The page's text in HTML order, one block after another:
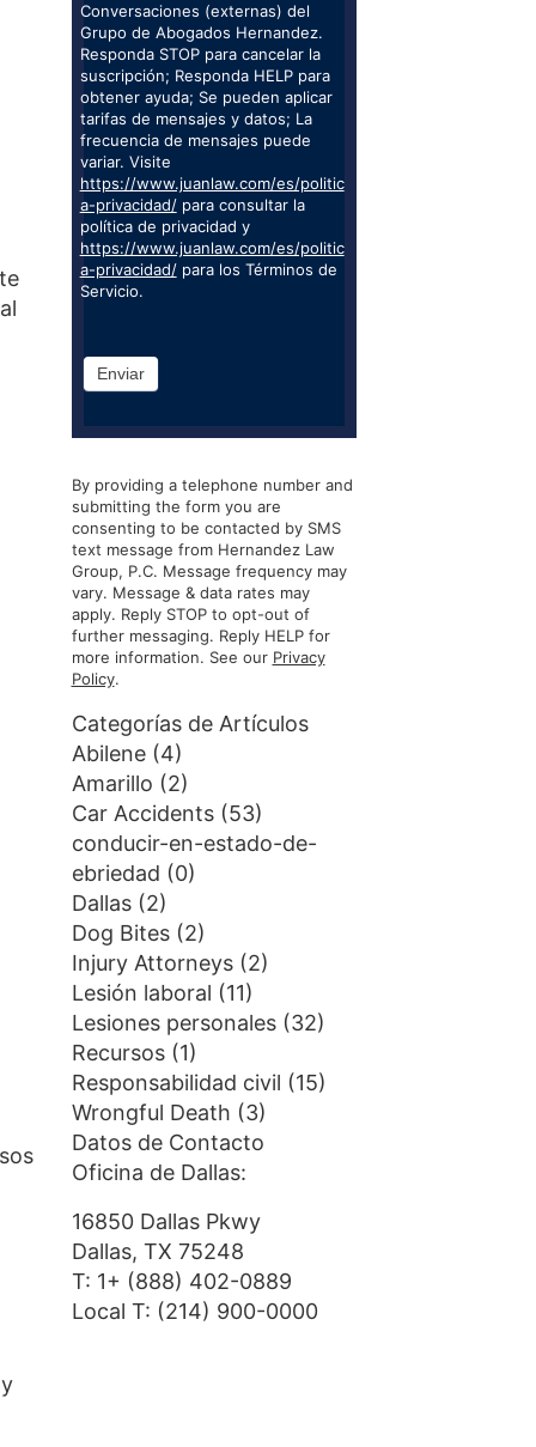
Conversaciones (externas) del
Grupo de Abogados Hernandez.
Responda STOP para cancelar la
suscripción; Responda HELP para
obtener ayuda; Se pueden aplicar
tarifas de mensajes y datos; La
frecuencia de mensajes puede
variar. Visite
https://www.juanlaw.com/es/politic
a-privacidad/para consultar la
política de privacidad y
https://www.juanlaw.com/es/politic
a-privacidad/para los Términos de
Servicio.
Enviar
By providing a telephone number and
submitting the form you are
consenting to be contacted by SMS
text message from Hernandez Law
Group, P.C. Message frequency may
vary. Message & data rates may
apply. Reply STOP to opt-out of
further messaging. Reply HELP for
more information. See our Privacy
Policy.
Categorías de Artículos
Abilene(4)
Amarillo (2)
Car Accidents(53)
conducir-en-estado-de-
ebriedad (0)
Dallas(2)
Dog Bites(2)
Injury Attorneys(2)
Lesión laboral (11)
Lesiones personales(32)
Recursos(1)
Responsabilidad civil (15)
Wrongful Death (3)
Datos de Contacto
Oficina de Dallas:
16850 Dallas Pkwy
Dallas, TX 75248
T: 1+ (888) 402-0889
Local T: (214) 900-0000